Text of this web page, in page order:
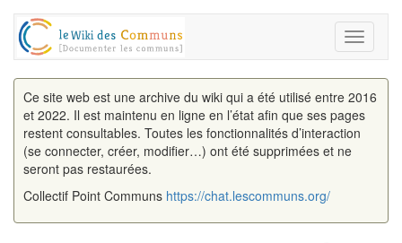
Toggle
Ce site web est une archive du wiki qui a été utilisé entre 2016
et 2022. Il est maintenu en ligne en l’état afin que ses pages
restent consultables. Toutes les fonctionnalités d’interaction
(se connecter, créer, modifier…) ont été supprimées et ne
seront pas restaurées.
Collectif Point Communs https://chat.lescommuns.org/